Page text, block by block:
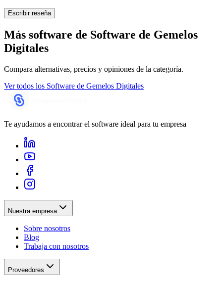
Escribir reseña
Más software de Software de Gemelos
Digitales
Compara alternativas, precios y opiniones de la categoría.
Ver todos los Software de Gemelos Digitales
Te ayudamos a encontrar el software ideal para tu empresa
Nuestra empresa
Sobre nosotros
Blog
Trabaja con nosotros
Proveedores